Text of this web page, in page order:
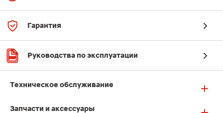
Гарантия
Руководства по эксплуатации
Техническое обслуживание
Запчасти и аксессуары